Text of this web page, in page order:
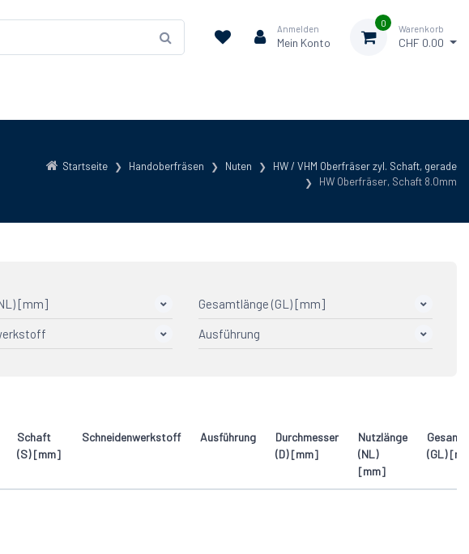
Anmelden
Mein Konto
0
Warenkorb
CHF 0.00
Startseite Handoberfräsen Nuten
HW / VHM Oberfräser zyl. Schaft, gerade
HW Oberfräser, Schaft 8.0mm
[mm] Gesamtlänge (GL) [mm]
Ausführung
Schaft
(S) [mm]
Schneidenwerkstoff Ausführung
Durchmesser
(D) [mm]
Nutzlänge
(NL)
[mm]
(GL)